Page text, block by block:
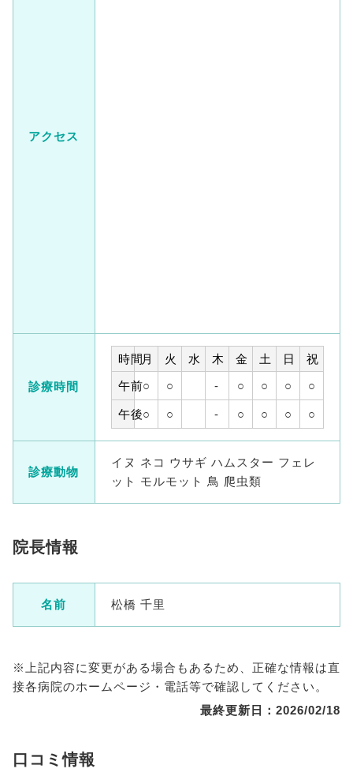
アクセス
診療時間
時間月 火 水 木 金 土 日
祝
午前○ ○ - ○ ○ ○ ○
午後○ ○ - ○ ○ ○ ○
診療動物
イヌ ネコ ウサギ ハムスター フェレ
ット モルモット 鳥 爬虫類
院長情報
名前 松橋 千里
※上記内容に変更がある場合もあるため、正確な情報は直
接各病院のホームページ・電話等で確認してください。
最終更新日：2026/02/18
口コミ情報